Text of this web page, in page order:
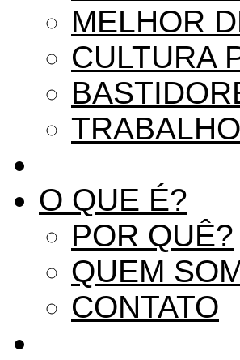
MELHOR
CULTURA
O QUE É?
POR QUÊ?
QUEM
CONTATO